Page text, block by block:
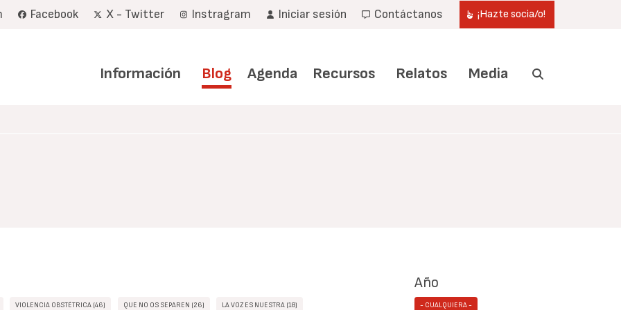
Facebook X - Twitter Instragram Iniciar sesión Contáctanos ¡Hazte socia/o!
Información Blog Agenda Recursos Relatos Media
VIOLENCIA OBSTÉTRICA (46) QUE NO OS SEPAREN (26) LA VOZ ES NUESTRA (18)
Año
- CUALQUIERA -